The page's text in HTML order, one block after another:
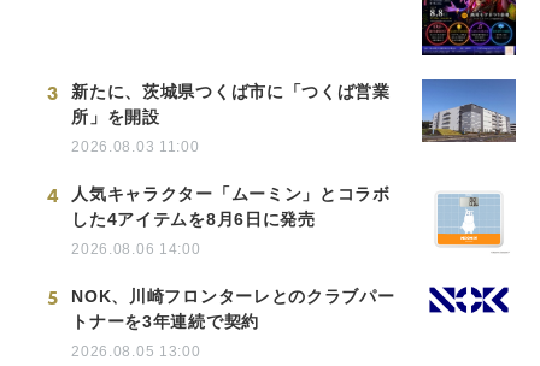
3
新たに、茨城県つくば市に「つくば営業
所」を開設
2026.08.03 11:00
4
人気キャラクター「ムーミン」とコラボ
した4アイテムを8月6日に発売
2026.08.06 14:00
5
NOK、川崎フロンターレとのクラブパー
トナーを3年連続で契約
2026.08.05 13:00